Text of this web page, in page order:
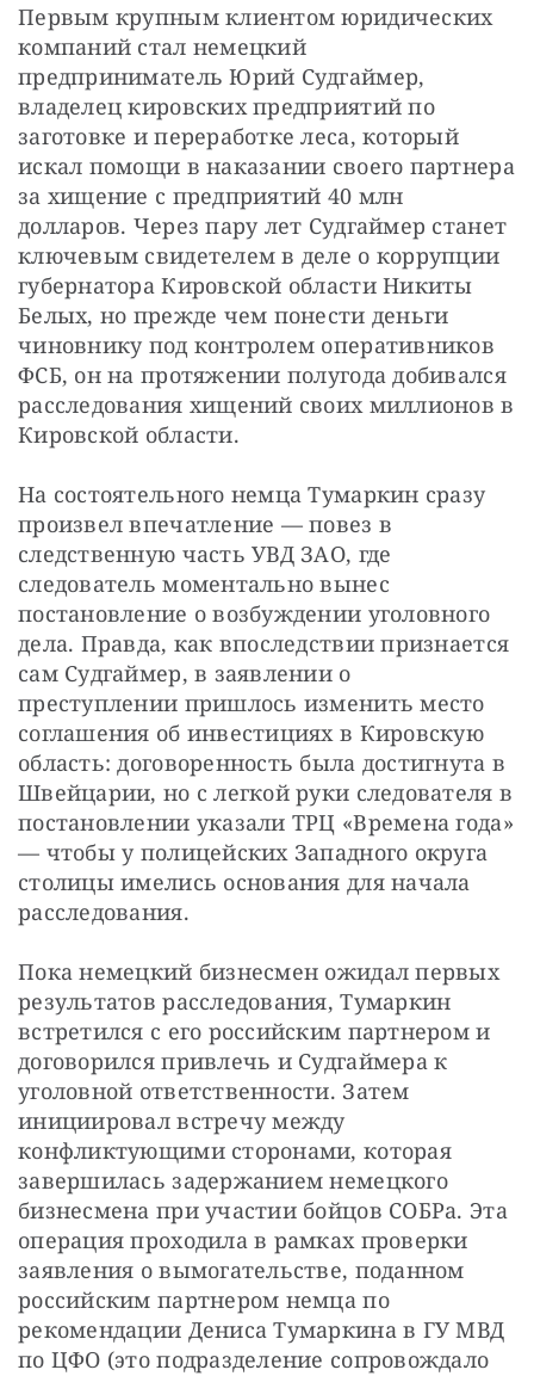
Первым крупным клиентом юридических
компаний стал немецкий
предприниматель Юрий Судгаймер,
владелец кировских предприятий по
заготовке и переработке леса, который
искал помощи в наказании своего партнера
за хищение с предприятий 40 млн
долларов. Через пару лет Судгаймер станет
ключевым свидетелем в деле о коррупции
губернатора Кировской области Никиты
Белых, но прежде чем понести деньги
чиновнику под контролем оперативников
ФСБ, он на протяжении полугода добивался
расследования хищений своих миллионов в
Кировской области.
На состоятельного немца Тумаркин сразу
произвел впечатление — повез в
следственную часть УВД ЗАО, где
следователь моментально вынес
постановление о возбуждении уголовного
дела. Правда, как впоследствии признается
сам Судгаймер, в заявлении о
преступлении пришлось изменить место
соглашения об инвестициях в Кировскую
область: договоренность была достигнута в
Швейцарии, но с легкой руки следователя в
постановлении указали ТРЦ «Времена года»
— чтобы у полицейских Западного округа
столицы имелись основания для начала
расследования.
Пока немецкий бизнесмен ожидал первых
результатов расследования, Тумаркин
встретился с его российским партнером и
договорился привлечь и Судгаймера к
уголовной ответственности. Затем
инициировал встречу между
конфликтующими сторонами, которая
завершилась задержанием немецкого
бизнесмена при участии бойцов СОБРа. Эта
операция проходила в рамках проверки
заявления о вымогательстве, поданном
российским партнером немца по
рекомендации Дениса Тумаркина в ГУ МВД
по ЦФО (это подразделение сопровождало